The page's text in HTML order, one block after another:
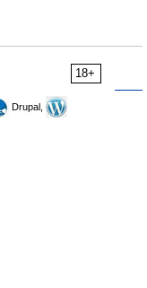
18+
Drupal,